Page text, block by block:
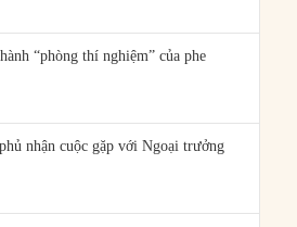
“phòng thí nghiệm” của phe
nhận cuộc gặp với Ngoại trưởng